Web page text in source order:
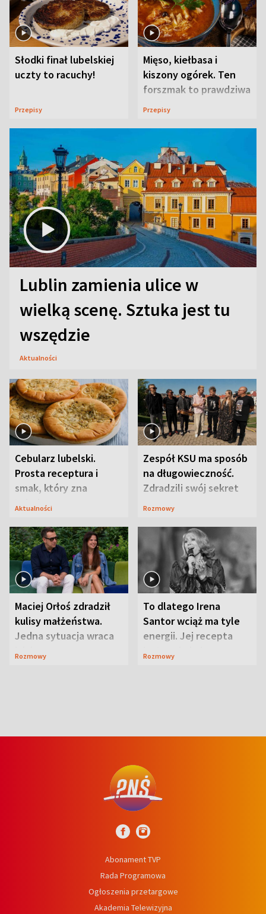
Słodki finał lubelskiej
uczty to racuchy!
Przepisy
Mięso, kiełbasa i
kiszony ogórek. Ten
forszmak to prawdziwa
uczta
Przepisy
Lublin zamienia ulice w
wielką scenę. Sztuka jest tu
wszędzie
Aktualności
Cebularz lubelski.
Prosta receptura i
smak, który zna
Lubelszczyzna
Aktualności
Zespół KSU ma sposób
na długowieczność.
Zdradzili swój sekret
Rozmowy
Maciej Orłoś zdradził
kulisy małżeństwa.
Jedna sytuacja wraca
jak bumerang
Rozmowy
To dlatego Irena
Santor wciąż ma tyle
energii. Jej recepta
jest zaskakująco
Rozmowy
Abonament TVP
Rada Programowa
Ogłoszenia przetargowe
Akademia Telewizyjna